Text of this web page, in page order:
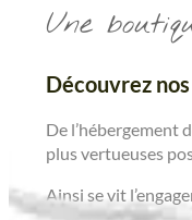
Une
Découvrez
De l’hébergement
plus vertueuses
Ainsi se vit